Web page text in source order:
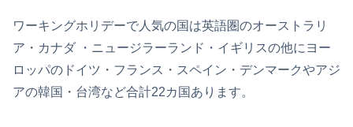
ワーキングホリデーで人気の国は英語圏のオーストラリ
ア・カナダ ・ニュージラーランド・イギリスの他にヨー
ロッパのドイツ・フランス・スペイン・デンマークやアジ
アの韓国・台湾など合計22カ国あります。